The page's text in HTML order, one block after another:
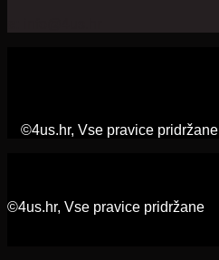
©4us.hr, Vse pravice pridržane
©4us.hr, Vse pravice pridržane